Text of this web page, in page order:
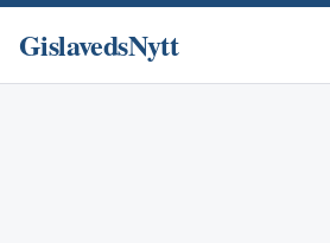
GislavedsNytt